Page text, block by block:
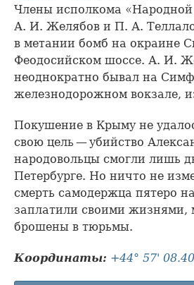
Члены исполкома «Народной
А. И. Желябов и П. А.
в метании бомб на окраине
Феодосийском шоссе. А. И.
неоднократно бывал на
железнодорожном вокзале,
Покушение в Крыму не
свою цель — убийство
народовольцы смогли лишь
Петербурге. Но ничто не
смерть самодержца пятеро
заплатили своими жизнями,
брошены в тюрьмы.
Координаты: +44° 57'